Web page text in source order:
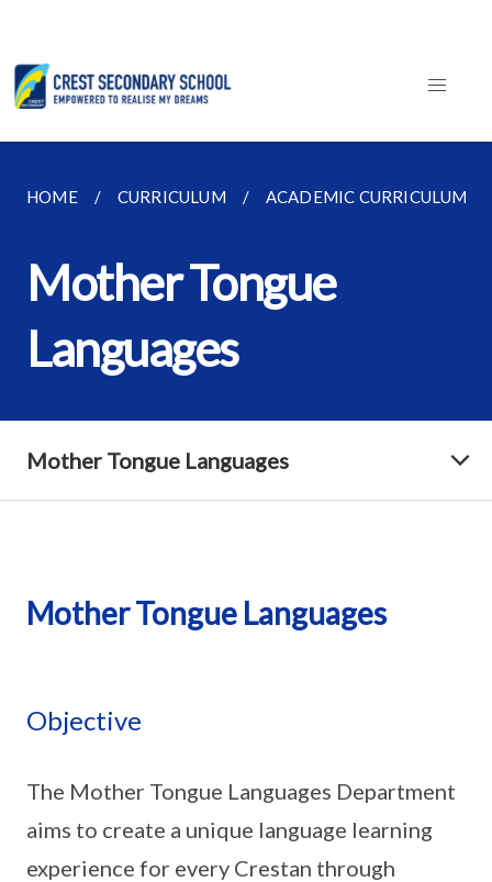
HOME CURRICULUM ACADEMIC CURRICULUM
Mother Tongue
Languages
Mother Tongue Languages
Mother Tongue Languages
Objective
The Mother Tongue Languages Department
aims to create a unique language learning
experience for every Crestan through